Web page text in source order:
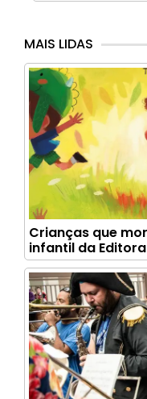
MAIS LIDAS
Crianças que
infantil da